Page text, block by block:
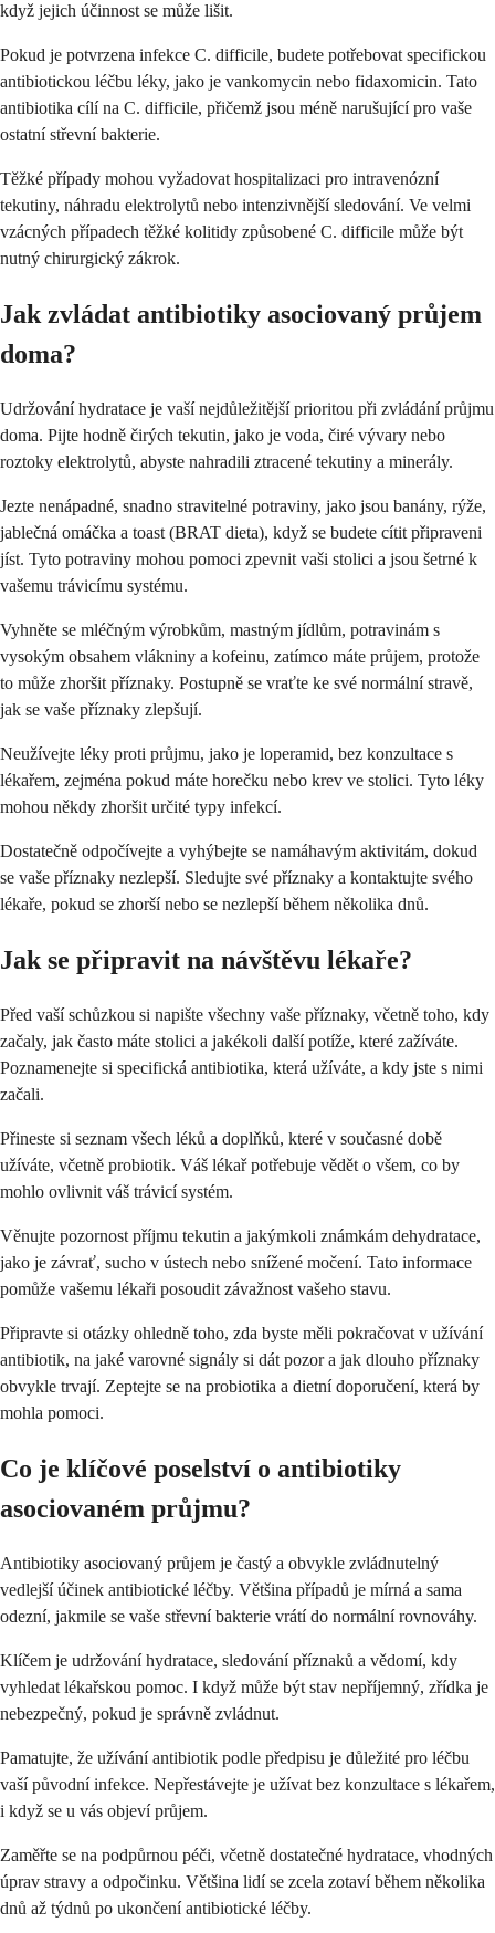
když jejich účinnost se může lišit.
Pokud je potvrzena infekce C. difficile, budete potřebovat specifickou
antibiotickou léčbu léky, jako je vankomycin nebo fidaxomicin. Tato
antibiotika cílí na C. difficile, přičemž jsou méně narušující pro vaše
ostatní střevní bakterie.
Těžké případy mohou vyžadovat hospitalizaci pro intravenózní
tekutiny, náhradu elektrolytů nebo intenzivnější sledování. Ve velmi
vzácných případech těžké kolitidy způsobené C. difficile může být
nutný chirurgický zákrok.
Jak zvládat antibiotiky asociovaný průjem
doma?
Udržování hydratace je vaší nejdůležitější prioritou při zvládání průjmu
doma. Pijte hodně čirých tekutin, jako je voda, čiré vývary nebo
roztoky elektrolytů, abyste nahradili ztracené tekutiny a minerály.
Jezte nenápadné, snadno stravitelné potraviny, jako jsou banány, rýže,
jablečná omáčka a toast (BRAT dieta), když se budete cítit připraveni
jíst. Tyto potraviny mohou pomoci zpevnit vaši stolici a jsou šetrné k
vašemu trávicímu systému.
Vyhněte se mléčným výrobkům, mastným jídlům, potravinám s
vysokým obsahem vlákniny a kofeinu, zatímco máte průjem, protože
to může zhoršit příznaky. Postupně se vraťte ke své normální stravě,
jak se vaše příznaky zlepšují.
Neužívejte léky proti průjmu, jako je loperamid, bez konzultace s
lékařem, zejména pokud máte horečku nebo krev ve stolici. Tyto léky
mohou někdy zhoršit určité typy infekcí.
Dostatečně odpočívejte a vyhýbejte se namáhavým aktivitám, dokud
se vaše příznaky nezlepší. Sledujte své příznaky a kontaktujte svého
lékaře, pokud se zhorší nebo se nezlepší během několika dnů.
Jak se připravit na návštěvu lékaře?
Před vaší schůzkou si napište všechny vaše příznaky, včetně toho, kdy
začaly, jak často máte stolici a jakékoli další potíže, které zažíváte.
Poznamenejte si specifická antibiotika, která užíváte, a kdy jste s nimi
začali.
Přineste si seznam všech léků a doplňků, které v současné době
užíváte, včetně probiotik. Váš lékař potřebuje vědět o všem, co by
mohlo ovlivnit váš trávicí systém.
Věnujte pozornost příjmu tekutin a jakýmkoli známkám dehydratace,
jako je závrať, sucho v ústech nebo snížené močení. Tato informace
pomůže vašemu lékaři posoudit závažnost vašeho stavu.
Připravte si otázky ohledně toho, zda byste měli pokračovat v užívání
antibiotik, na jaké varovné signály si dát pozor a jak dlouho příznaky
obvykle trvají. Zeptejte se na probiotika a dietní doporučení, která by
mohla pomoci.
Co je klíčové poselství o antibiotiky
asociovaném průjmu?
Antibiotiky asociovaný průjem je častý a obvykle zvládnutelný
vedlejší účinek antibiotické léčby. Většina případů je mírná a sama
odezní, jakmile se vaše střevní bakterie vrátí do normální rovnováhy.
Klíčem je udržování hydratace, sledování příznaků a vědomí, kdy
vyhledat lékařskou pomoc. I když může být stav nepříjemný, zřídka je
nebezpečný, pokud je správně zvládnut.
Pamatujte, že užívání antibiotik podle předpisu je důležité pro léčbu
vaší původní infekce. Nepřestávejte je užívat bez konzultace s lékařem,
i když se u vás objeví průjem.
Zaměřte se na podpůrnou péči, včetně dostatečné hydratace, vhodných
úprav stravy a odpočinku. Většina lidí se zcela zotaví během několika
dnů až týdnů po ukončení antibiotické léčby.